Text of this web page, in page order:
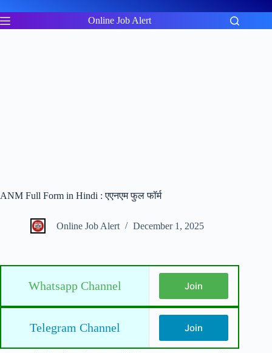
to
content
Online Job Alert
ANM Full Form in Hindi : एएनएम फुल फॉर्म
Online Job Alert December 1, 2025
Whatsapp Channel Join
Telegram Channel Join